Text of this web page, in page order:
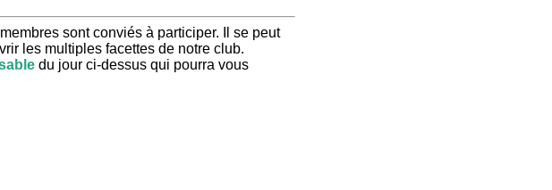
sont conviés à participer. Il se peut
les multiples facettes de notre club.
du jour ci-dessus qui pourra vous